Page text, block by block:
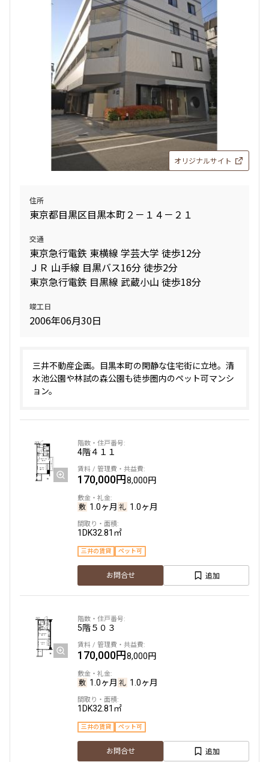
オリジナルサイト
住所
東京都目黒区目黒本町２－１４－２１
交通
東京急行電鉄 東横線 学芸大学 徒歩12分
ＪＲ 山手線 目黒バス16分 徒歩2分
東京急行電鉄 目黒線 武蔵小山 徒歩18分
竣工日
2006年06月30日
三井不動産企画。目黒本町の閑静な住宅街に立地。清
水池公園や林試の森公園も徒歩圏内のペット可マンシ
ョン。
4階４１１
170,000円8,000円
1.0ヶ月 1.0ヶ月
1DK32.81㎡
三井の賃貸 ペット可
お問合せ 追加
5階５０３
170,000円8,000円
1.0ヶ月 1.0ヶ月
1DK32.81㎡
三井の賃貸 ペット可
お問合せ 追加